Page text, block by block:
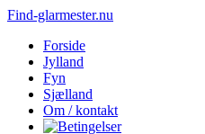
Find-glarmester.nu
Forside
Jylland
Fyn
Sjælland
Om / kontakt